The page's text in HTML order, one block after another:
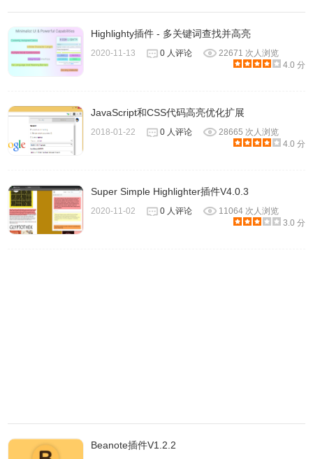
5.点击窗口的开关
6.就能在当前网页中高亮显示相应的词
Highlighty插件 - 多关键词查找并高亮
2020-11-13 0 人评论
22671 次人浏览
4.0 分
JavaScript和CSS代码高亮优化扩展
2018-01-22 0 人评论
28665 次人浏览
4.0 分
Super Simple Highlighter插件V4.0.3
2020-11-02 0 人评论
11064 次人浏览
3.0 分
Beanote插件V1.2.2